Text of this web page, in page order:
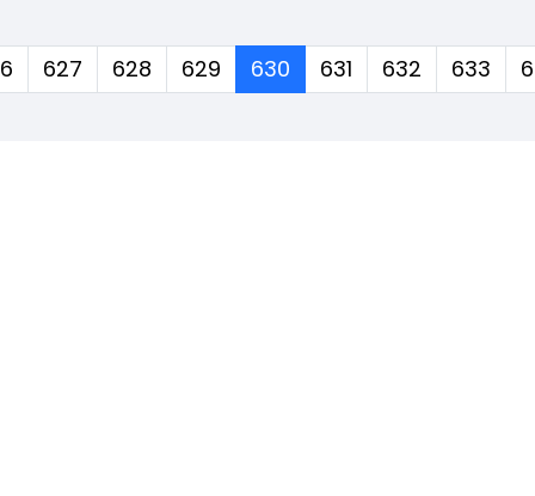
627 628 629 630 (corrente)
631 632 633